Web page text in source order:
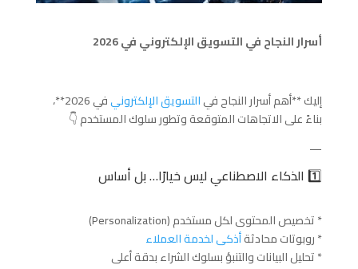
أسرار النجاح في التسويق الإلكتروني في 2026
إليك **أهم أسرار النجاح فيالتسويق الإلكتروني
في 2026**،
بناءً على الاتجاهات المتوقعة وتطور سلوك المستخدم 👇
—
1️⃣ الذكاء الاصطناعي ليس خيارًا… بل أساس
* تخصيص المحتوى لكل مستخدم (Personalization)
* روبوتات محادثةأذكى لخدمة العملاء
* تحليل البيانات والتنبؤ بسلوك الشراء بدقة أعلى